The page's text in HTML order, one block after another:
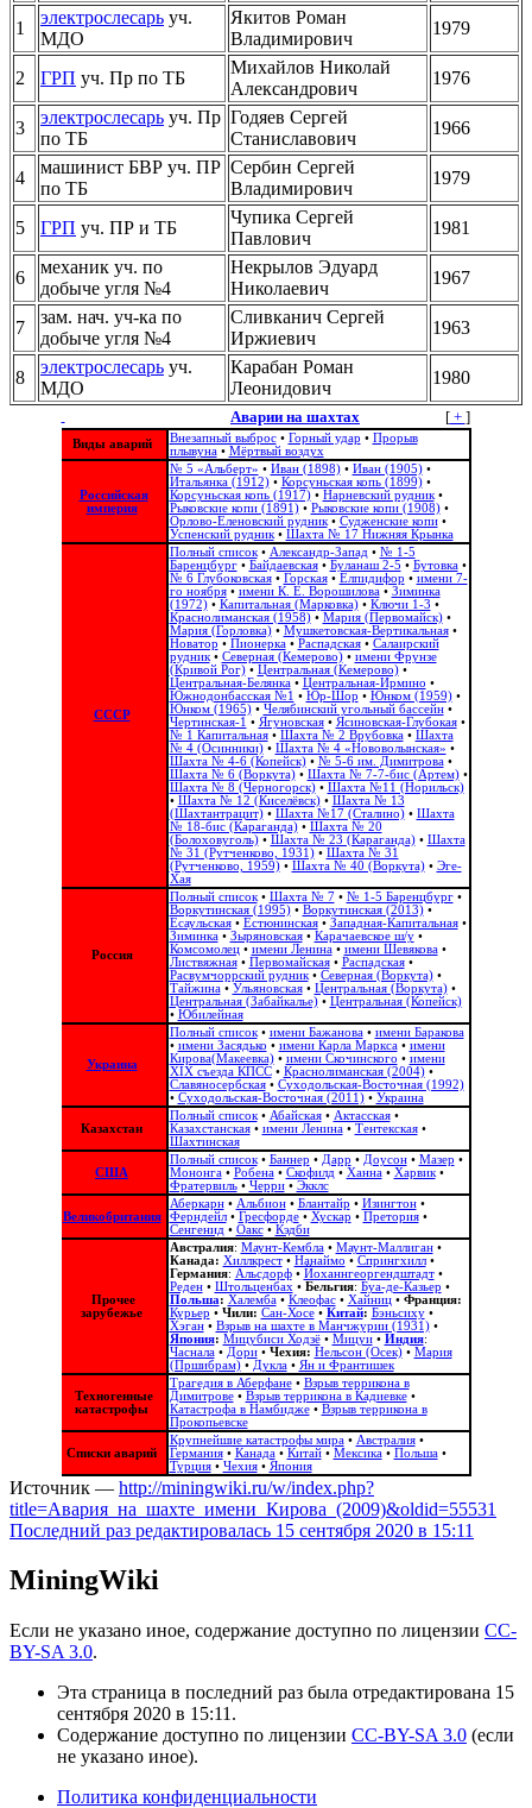
1
электрослесарь уч.
МДО
Якитов Роман
Владимирович
1979
2 ГРП уч. Пр по ТБ
Михайлов Николай
Александрович
1976
3
электрослесарь уч. Пр
по ТБ
Годяев Сергей
Станиславович
1966
4
машинист БВР уч. ПР
по ТБ
Сербин Сергей
Владимирович
1979
5 ГРП уч. ПР и ТБ
Чупика Сергей
Павлович
1981
6
механик уч. по
добыче угля №4
Некрылов Эдуард
Николаевич
1967
7
зам. нач. уч-ка по
добыче угля №4
Сливканич Сергей
Иржиевич
1963
8
электрослесарь уч.
МДО
Карабан Роман
Леонидович
1980
[+ ]
Аварии на шахтах
Виды аварий Внезапный выброс• Горный удар • Прорыв
плывуна• Мёртвый воздух
Российская
империя
№ 5 «Альберт» • Иван (1898)• Иван (1905)•
Итальянка (1912)• Корсуньская копь (1899)•
Корсуньская копь (1917)• Нарневский рудник•
Рыковские копи (1891)• Рыковские копи (1908)•
Орлово-Еленовский рудник• Судженские копи•
Успенский рудник• Шахта № 17 Нижняя Крынка
СССР
Полный список• Александр-Запад • № 1-5
Баренцбург• Байдаевская• Буланаш 2-5 • Бутовка•
№ 6 Глубоковская• Горская• Елпидифор • имени 7-
го ноября• имени К. Е. Ворошилова• Зиминка
(1972)• Капитальная (Марковка)• Ключи 1-3 •
Краснолиманская (1958)• Мария (Первомайск)•
Мария (Горловка)• Мушкетовская-Вертикальная•
Новатор • Пионерка• Распадская• Салаирский
рудник• Северная (Кемерово)• имени Фрунзе
(Кривой Рог)• Центральная (Кемерово)•
Центральная-Белянка• Центральная-Ирмино •
Южнодонбасская №1 • Юр-Шор • Юнком (1959)•
Юнком (1965)• Челябинский угольный бассейн•
Чертинская-1 • Ягуновская• Ясиновская-Глубокая•
№ 1 Капитальная• Шахта № 2 Врубовка• Шахта
№ 4 (Осинники)• Шахта № 4 «Нововолынская» •
Шахта № 4-6 (Копейск)• № 5-6 им. Димитрова•
Шахта № 6 (Воркута)• Шахта № 7-7-бис (Артем)•
Шахта № 8 (Черногорск)• Шахта №11 (Норильск)
• Шахта № 12 (Киселёвск)• Шахта № 13
(Шахтантрацит)• Шахта №17 (Сталино)• Шахта
№ 18-бис (Караганда)• Шахта № 20
(Болоховуголь)‎• Шахта № 23 (Караганда)• Шахта
№ 31 (Рутченково, 1931)• Шахта № 31
(Рутченково, 1959)• Шахта № 40 (Воркута)• Эге-
Хая
Россия
Полный список• Шахта № 7• № 1-5 Баренцбург•
Воркутинская (1995)• Воркутинская (2013)•
Есаульская• Естюнинская• Западная-Капитальная•
Зиминка• Зыряновская• Карачаевское ш/у•
Комсомолец• имени Ленина• имени Шевякова•
Листвяжная• Первомайская• Распадская•
Расвумчоррский рудник• Северная (Воркута)•
Тайжина• Ульяновская• Центральная (Воркута)•
Центральная (Забайкалье)• Центральная (Копейск)
• Юбилейная
Украина
Полный список• имени Бажанова• имени Баракова
• имени Засядько • имени Карла Маркса• имени
Кирова(Макеевка)• имени Скочинского • имени
ХІХ съезда КПСС• Краснолиманская (2004)•
Славяносербская• Суходольская-Восточная (1992)
• Суходольская-Восточная (2011)• Украина
Казахстан
Полный список• Абайская• Актасская•
Казахстанская• имени Ленина• Тентекская•
Шахтинская
США
Полный список• Баннер • Дарр • Доусон• Мазер •
Мононга• Робена• Скофилд • Ханна• Харвик•
Фратервиль• Черри• Экклс
Великобритания
Аберкарн• Альбион‎• Блантайр • Изингтон•
Ферндейл• Гресфорде• Хускар • Претория•
Сенгенид • Оакс• Кэдби
Прочее
зарубежье
Австралия: Маунт-Кембла• Маунт-Маллиган•
Канада: Хиллкрест• Нанаймо • Спрингхилл•
Германия: Альсдорф• Йоханнгеоргендштадт•
Реден• Штольценбах • Бельгия: Буа-де-Казьер •
Польша: Халемба• Клеофас• Хайниц• Франция:
Курьер • Чили: Сан-Хосе• Китай: Бэньсиху•
Хэган• Взрыв на шахте в Манчжурии (1931)•
Япония: Мицубиси Ходзё• Мицуи• Индия:
Часнала• Дори• Чехия: Нельсон (Осек)• Мария
(Пршибрам)• Дукла• Ян и Франтишек
Техногенные
катастрофы
Трагедия в Аберфане• Взрыв террикона в
Димитрове• Взрыв террикона в Кадиевке•
Катастрофа в Намбидже• Взрыв террикона в
Прокопьевске
Списки аварий
Крупнейшие катастрофы мира• Австралия•
Германия• Канада• Китай• Мексика• Польша•
Турция• Чехия• Япония
Источник — http://miningwiki.ru/w/index.php?
title=Авария_на_шахте_имени_Кирова_(2009)&oldid=55531
Последний раз редактировалась 15 сентября 2020 в 15:11
MiningWiki
Если не указано иное, содержание доступно по лицензии CC-
BY-SA 3.0.
Эта страница в последний раз была отредактирована 15
сентября 2020 в 15:11.
Содержание доступно по лицензии CC-BY-SA 3.0 (если
не указано иное).
Политика конфиденциальности